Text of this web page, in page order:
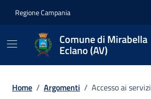
Regione Campania
Comune di Mirabella
Eclano (AV)
Home / Argomenti / Accesso ai servizi